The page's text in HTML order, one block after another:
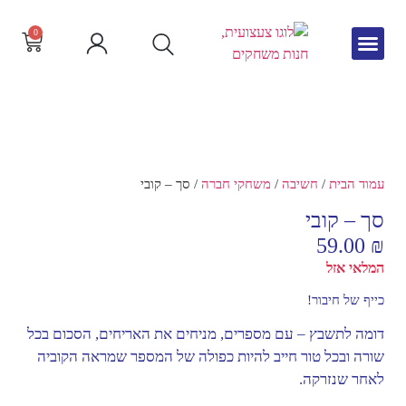
0
עמוד הבית / חשיבה / משחקי חברה / סך – קובי
סך – קובי
59.00 ₪
המלאי אזל
כייף של חיבור!
דומה לתשבץ – עם מספרים, מניחים את האריחים, הסכום בכל
שורה ובכל טור חייב להיות כפולה של המספר שמראה הקוביה
לאחר שנזרקה.